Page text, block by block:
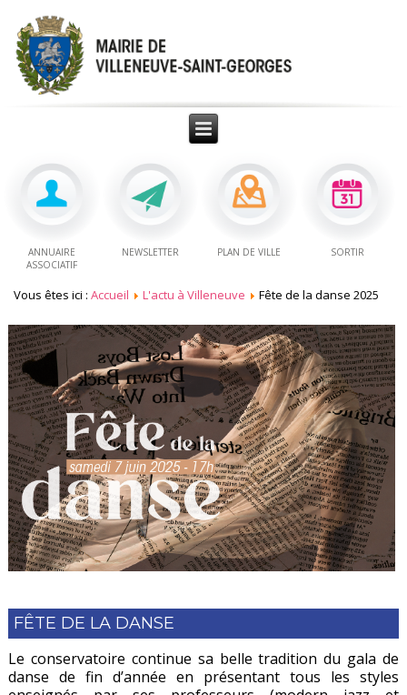
ANNUAIRE
ASSOCIATIF
NEWSLETTER PLAN DE VILLE SORTIR
Vous êtes ici :Accueil L'actu à Villeneuve Fête de la danse 2025
FÊTE DE LA DANSE
Le conservatoire continue sa belle tradition du gala de
danse de fin d’année en présentant tous les styles